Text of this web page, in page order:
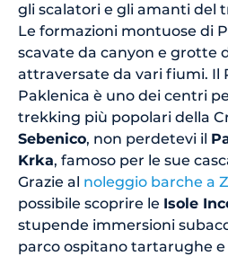
gli scalatori e gli amanti del
Le formazioni montuose di
scavate da canyon e grotte
attraversate da vari fiumi. Il
Paklenica è uno dei centri
trekking più popolari della
Sebenico, non perdetevi il
Krka, famoso per le sue
Grazie al noleggio barche a
possibile scoprire le Isole
stupende immersioni
parco ospitano tartarughe e